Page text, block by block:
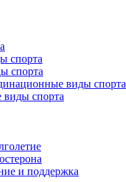
спорта
спорта
виды спорта
виды спорта
и поддержка